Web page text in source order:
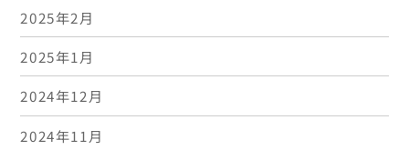
2025年2月
2025年1月
2024年12月
2024年11月